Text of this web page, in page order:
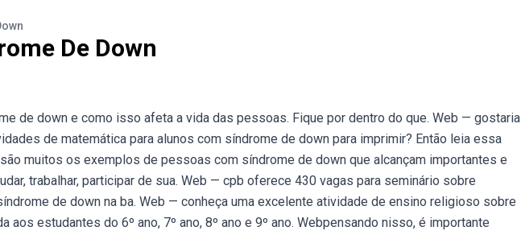
De Down
de down e como isso afeta a vida das pessoas. Fique por dentro do que. Web — gostaria
de matemática para alunos com síndrome de down para imprimir? Então leia essa
muitos os exemplos de pessoas com síndrome de down que alcançam importantes e
trabalhar, participar de sua. Web — cpb oferece 430 vagas para seminário sobre
de down na ba. Web — conheça uma excelente atividade de ensino religioso sobre
aos estudantes do 6º ano, 7º ano, 8º ano e 9º ano. Webpensando nisso, é importante